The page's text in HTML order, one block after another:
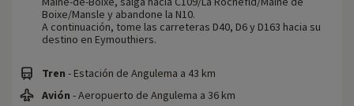
Boixe/Mansle y abandone la N10.
A continuación, tome las carreteras D40, D6 y D163 hacia su
destino en Eymouthiers.
Tren - Estación de Angulema a 43 km
Avión - Aeropuerto de Angulema a 36 km